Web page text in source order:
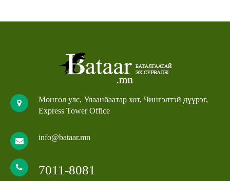
Монгол улс, Улаанбаатар хот, Чингэлтэй дүүрэг,
Express Tower Office
info@bataar.mn
7011-8081